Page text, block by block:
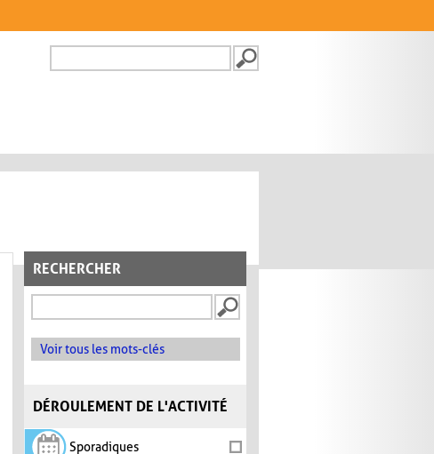
FORMULAIRE DE
RECHERCHER
Voir tous les mots-clés
DÉROULEMENT DE L'ACTIVITÉ
Sporadiques